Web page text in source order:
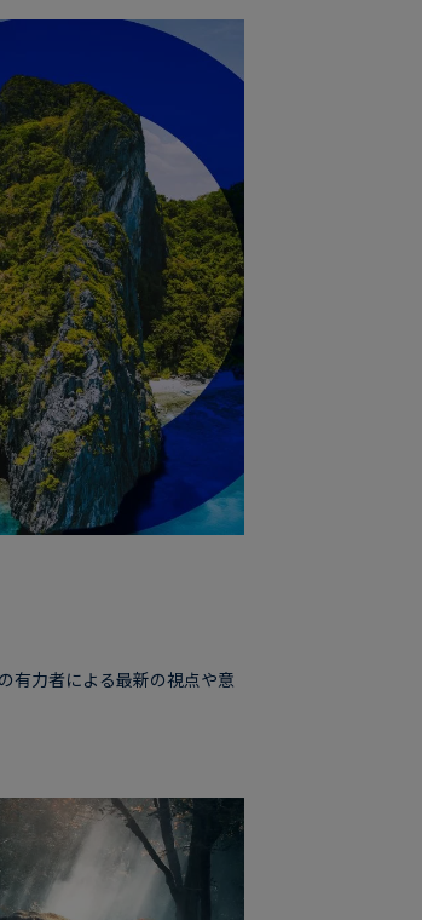
有力者による最新の視点や意